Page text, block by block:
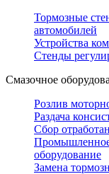
Тормозные
автомобилей
Устройства
Стенды
Смазочное
Розлив
Раздача
Сбор
оборудование
Замена